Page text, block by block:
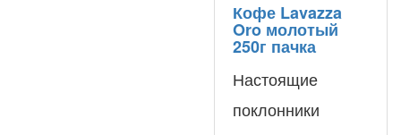
Кофе Lavazza
Oro молотый
250г пачка
Настоящие
поклонники